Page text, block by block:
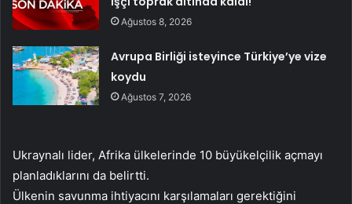
Ağustos 8, 2026
Avrupa Birliği isteyince Türkiye’ye vize
koydu
Ağustos 7, 2026
Ukraynalı lider, Afrika ülkelerinde 10 büyükelçilik açmayı
planladıklarını da belirtti.
Ülkenin savunma ihtiyacını karşılamaları gerektiğini